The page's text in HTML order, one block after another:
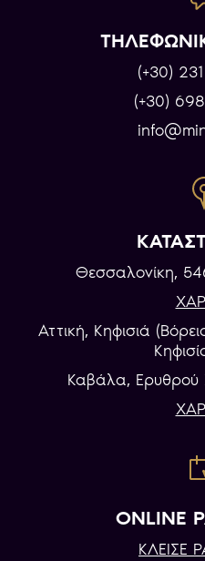
(+30)
(+30)
Θεσσαλονίκη,
Αττική, Κηφισιά
Καβάλα, Eρυθρού
ONLINE
ΚΛΕΙΣΕ